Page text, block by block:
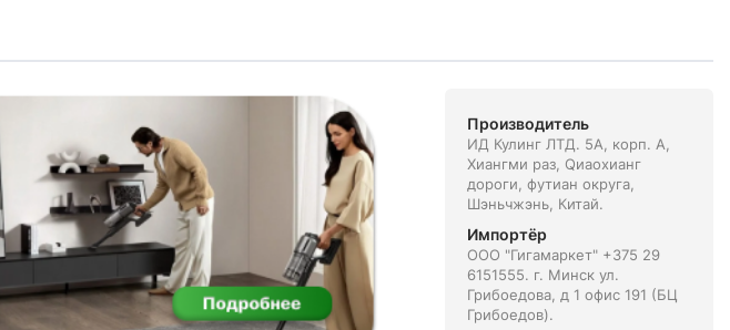
Производитель
ИД Кулинг ЛТД. 5А, корп. А,
Xиангми раз, Qиаоxианг
дороги, футиан округа,
Шэньчжэнь, Китай.
Импортёр
ООО "Гигамаркет" +375 29
6151555. г. Минск ул.
Грибоедова, д 1 офис 191 (БЦ
Грибоедов).